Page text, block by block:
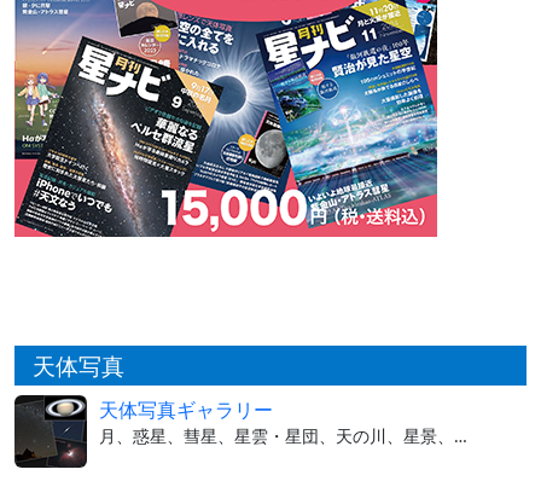
天体写真
天体写真ギャラリー
月、惑星、彗星、星雲・星団、天の川、星景、…